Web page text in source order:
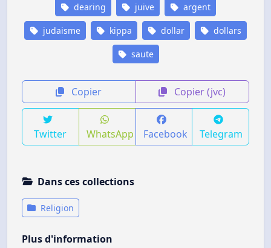
dearing juive argent
judaisme kippa dollar dollars
saute
Copier Copier (jvc)
Twitter WhatsApp Facebook Telegram
Dans ces collections
Religion
Plus d'information